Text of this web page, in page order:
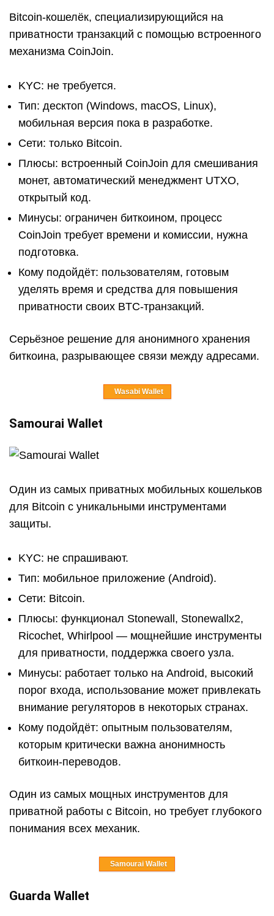
Bitcoin-кошелёк, специализирующийся на
приватности транзакций с помощью встроенного
механизма CoinJoin.
KYC: не требуется.
Тип: десктоп (Windows, macOS, Linux),
мобильная версия пока в разработке.
Сети: только Bitcoin.
Плюсы: встроенный CoinJoin для смешивания
монет, автоматический менеджмент UTXO,
открытый код.
Минусы: ограничен биткоином, процесс
CoinJoin требует времени и комиссии, нужна
подготовка.
Кому подойдёт: пользователям, готовым
уделять время и средства для повышения
приватности своих BTC-транзакций.
Серьёзное решение для анонимного хранения
биткоина, разрывающее связи между адресами.
Wasabi Wallet
Samourai Wallet
Один из самых приватных мобильных кошельков
для Bitcoin с уникальными инструментами
защиты.
KYC: не спрашивают.
Тип: мобильное приложение (Android).
Сети: Bitcoin.
Плюсы: функционал Stonewall, Stonewallx2,
Ricochet, Whirlpool — мощнейшие инструменты
для приватности, поддержка своего узла.
Минусы: работает только на Android, высокий
порог входа, использование может привлекать
внимание регуляторов в некоторых странах.
Кому подойдёт: опытным пользователям,
которым критически важна анонимность
биткоин-переводов.
Один из самых мощных инструментов для
приватной работы с Bitcoin, но требует глубокого
понимания всех механик.
Samourai Wallet
Guarda Wallet